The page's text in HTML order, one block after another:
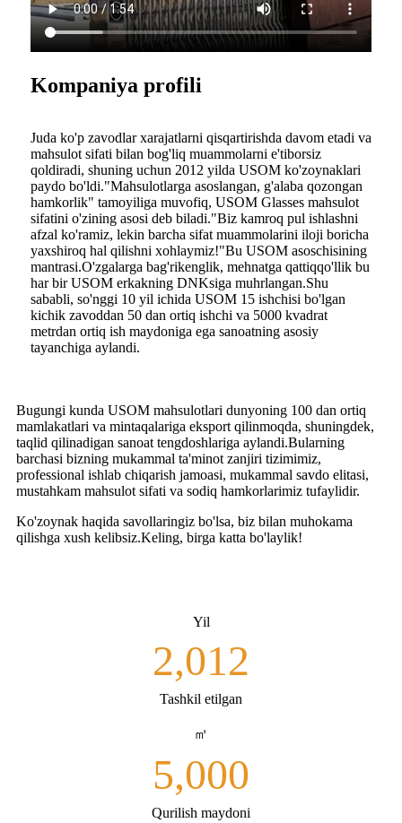
Kompaniya profili
Juda ko'p zavodlar xarajatlarni qisqartirishda davom etadi va
mahsulot sifati bilan bog'liq muammolarni e'tiborsiz
qoldiradi, shuning uchun 2012 yilda USOM ko'zoynaklari
paydo bo'ldi."Mahsulotlarga asoslangan, g'alaba qozongan
hamkorlik" tamoyiliga muvofiq, USOM Glasses mahsulot
sifatini o'zining asosi deb biladi."Biz kamroq pul ishlashni
afzal ko'ramiz, lekin barcha sifat muammolarini iloji boricha
yaxshiroq hal qilishni xohlaymiz!"Bu USOM asoschisining
mantrasi.O'zgalarga bag'rikenglik, mehnatga qattiqqo'llik bu
har bir USOM erkakning DNKsiga muhrlangan.Shu
sababli, so'nggi 10 yil ichida USOM 15 ishchisi bo'lgan
kichik zavoddan 50 dan ortiq ishchi va 5000 kvadrat
metrdan ortiq ish maydoniga ega sanoatning asosiy
tayanchiga aylandi.
Bugungi kunda USOM mahsulotlari dunyoning 100 dan ortiq
mamlakatlari va mintaqalariga eksport qilinmoqda, shuningdek,
taqlid qilinadigan sanoat tengdoshlariga aylandi.Bularning
barchasi bizning mukammal ta'minot zanjiri tizimimiz,
professional ishlab chiqarish jamoasi, mukammal savdo elitasi,
mustahkam mahsulot sifati va sodiq hamkorlarimiz tufaylidir.
Ko'zoynak haqida savollaringiz bo'lsa, biz bilan muhokama
qilishga xush kelibsiz.Keling, birga katta bo'laylik!
Yil
2,012
Tashkil etilgan
㎡
5,000
Qurilish maydoni